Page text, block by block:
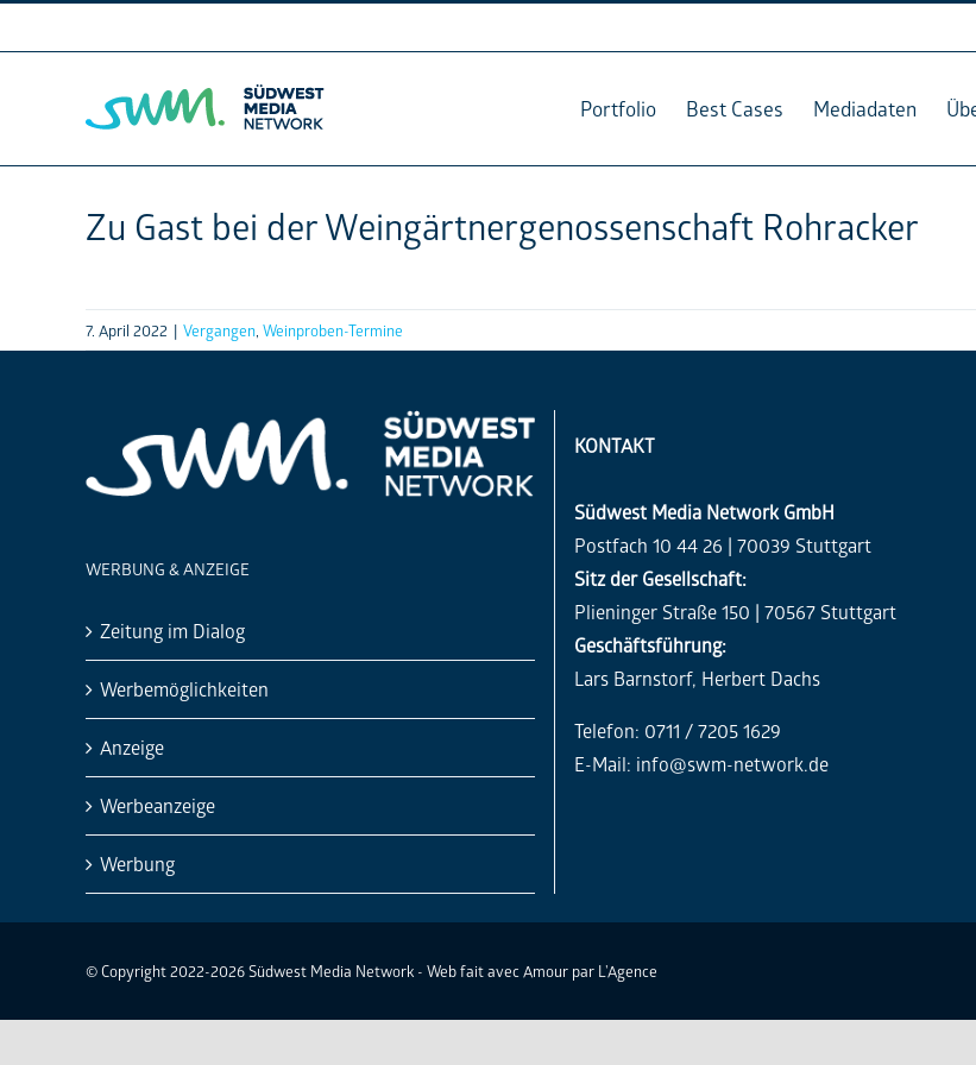
to
Portfolio Best Cases Mediadaten
Zu Gast bei der Weingärtnergenossenschaft Rohracker
7. April 2022 | Vergangen Weinproben-Termine
WERBUNG & ANZEIGE
Zeitung im Dialog
Werbemöglichkeiten
Anzeige
Werbeanzeige
Werbung
KONTAKT
Südwest Media Network GmbH
Postfach 10 44 26 | 70039 Stuttgart
Sitz der Gesellschaft:
Plieninger Straße 150 | 70567 Stuttgart
Geschäftsführung:
Lars Barnstorf, Herbert Dachs
Telefon: 0711 / 7205 1629
E-Mail: info@swm-network.de
© Copyright 2022-2026 Südwest Media Network - Web fait avec Amour par L'Agence